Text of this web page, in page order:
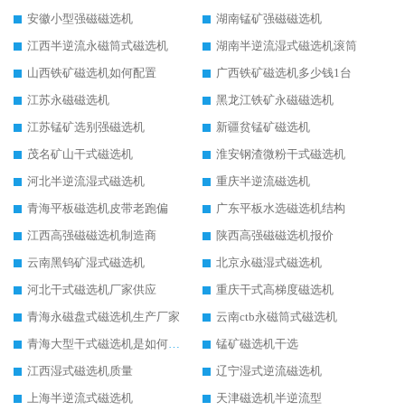
安徽小型强磁磁选机
湖南锰矿强磁磁选机
江西半逆流永磁筒式磁选机
湖南半逆流湿式磁选机滚筒
山西铁矿磁选机如何配置
广西铁矿磁选机多少钱1台
江苏永磁磁选机
黑龙江铁矿永磁磁选机
江苏锰矿选别强磁选机
新疆贫锰矿磁选机
茂名矿山干式磁选机
淮安钢渣微粉干式磁选机
河北半逆流湿式磁选机
重庆半逆流磁选机
青海平板磁选机皮带老跑偏
广东平板水选磁选机结构
江西高强磁磁选机制造商
陕西高强磁磁选机报价
云南黑钨矿湿式磁选机
北京永磁湿式磁选机
河北干式磁选机厂家供应
重庆干式高梯度磁选机
青海永磁盘式磁选机生产厂家
云南ctb永磁筒式磁选机
青海大型干式磁选机是如何选矿的
锰矿磁选机干选
江西湿式磁选机质量
辽宁湿式逆流磁选机
上海半逆流式磁选机
天津磁选机半逆流型